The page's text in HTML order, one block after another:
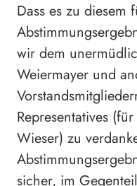
Dass es zu diesem
wir dem
Weiermayer und
Representatives
Wieser) zu
sicher, im